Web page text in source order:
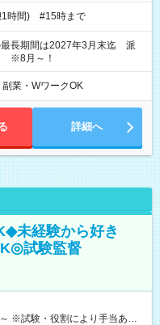
時間) #15時まで
長期間は2027年3月末迄 派
※8月～！
副業・WワークOK
詳細へ
未経験から好き
試験監督